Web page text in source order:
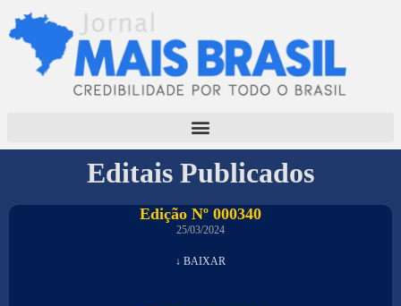
Editais Publicados
Edição Nº 000340
25/03/2024
↓ BAIXAR